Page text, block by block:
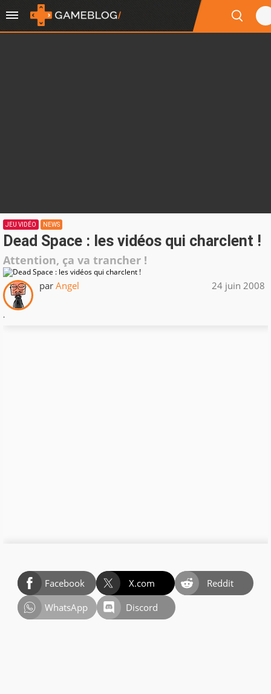
JEU VIDÉO NEWS
Dead Space : les vidéos qui charclent !
Attention, ça va trancher !
par Angel 24 juin 2008
.
Facebook X.com
Reddit
WhatsApp
Discord